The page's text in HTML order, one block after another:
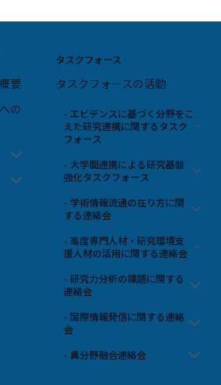
要
の
タスクフォース
タスクフォースの活動
- エビデンスに基づく分野をこ
えた研究連携に関するタスク
フォース
- 大学間連携による研究基盤
強化タスクフォース
- 学術情報流通の在り方に関
する連絡会
- 高度専門人材・研究環境支
援人材の活用に関する連絡会
- 研究力分析の課題に関する
連絡会
- 国際情報発信に関する連絡
会
- 異分野融合連絡会